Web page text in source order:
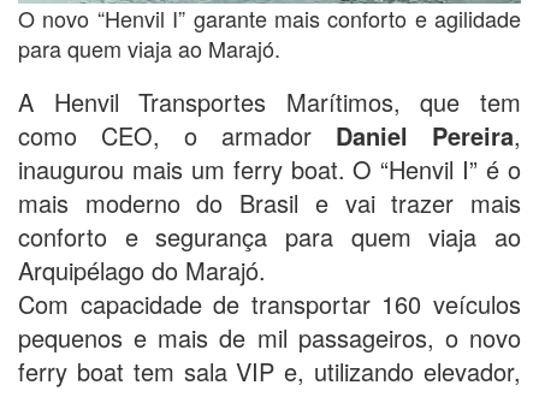
O novo “Henvil I” garante mais conforto e agilidade
para quem viaja ao Marajó.
A Henvil Transportes Marítimos, que tem
como CEO, o armador Daniel Pereira,
inaugurou mais um ferry boat. O “Henvil I” é o
mais moderno do Brasil e vai trazer mais
conforto e segurança para quem viaja ao
Arquipélago do Marajó.
Com capacidade de transportar 160 veículos
pequenos e mais de mil passageiros, o novo
ferry boat tem sala VIP e, utilizando elevador,